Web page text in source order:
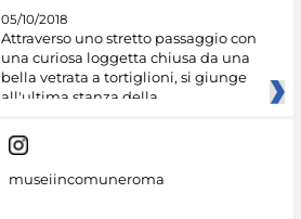
05/10/2018
Attraverso uno stretto passaggio con
una curiosa loggetta chiusa da una
bella vetrata a tortiglioni, si giunge
all'ultima stanza della
museiincomuneroma